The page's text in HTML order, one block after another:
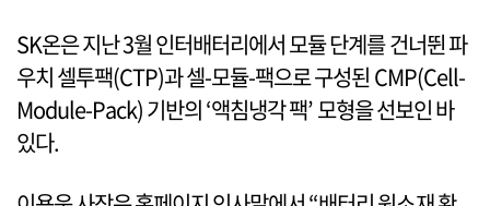
SK온은 지난 3월 인터배터리에서 모듈 단계를 건너뛴 파
우치 셀투팩(CTP)과 셀-모듈-팩으로 구성된 CMP(Cell-
Module-Pack) 기반의 ‘액침냉각 팩’ 모형을 선보인 바
있다.